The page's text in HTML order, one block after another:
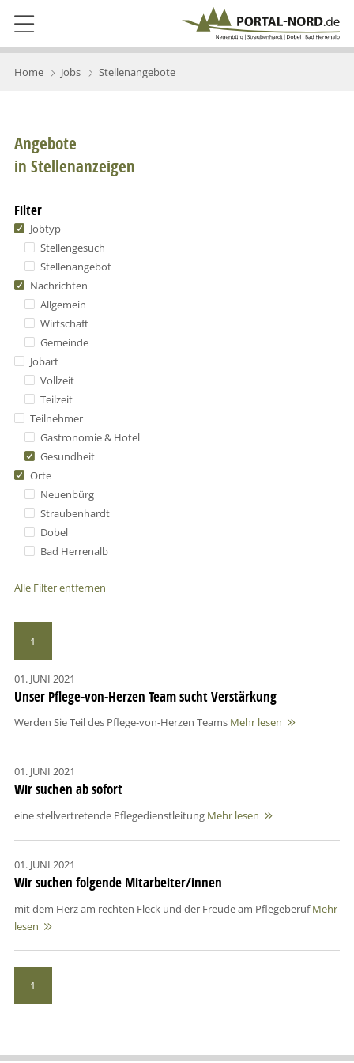
Home Jobs Stellenangebote
Angebote
in Stellenanzeigen
Filter
Jobtyp
Stellengesuch
Stellenangebot
Nachrichten
Allgemein
Wirtschaft
Gemeinde
Jobart
Vollzeit
Teilzeit
Teilnehmer
Gastronomie & Hotel
Gesundheit
Orte
Neuenbürg
Straubenhardt
Dobel
Bad Herrenalb
Alle Filter entfernen
1
01. JUNI 2021
Unser Pflege-von-Herzen Team sucht Verstärkung
Werden Sie Teil des Pflege-von-Herzen Teams Mehr lesen 
01. JUNI 2021
Wir suchen ab sofort
eine stellvertretende Pflegedienstleitung Mehr lesen 
01. JUNI 2021
Wir suchen folgende Mitarbeiter/innen
mit dem Herz am rechten Fleck und der Freude am PflegeberufMehr
lesen

1